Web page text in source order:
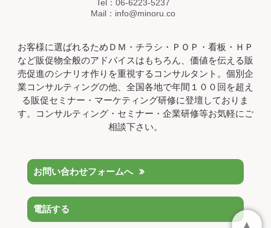
Tel：06-6223-5237
Mail：info@minoru.co
お客様に選ばれるためＤＭ・チラシ・ＰＯＰ・看板・ＨＰ
など販促物全般のアドバイスはもちろん、価値を伝える販
売促進のシナリオ作りを重視するコンサルタント。個別企
業コンサルティングの他、全国各地で年間１００回を超え
る販促セミナー・マーケティング研修に登壇しておりま
す。コンサルティング・セミナー・企業研修等お気軽にご
相談下さい。
お問い合わせフォームへ
電話する
▲